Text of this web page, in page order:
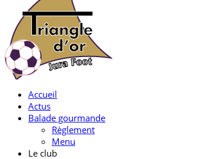
Accueil
Actus
Balade gourmande
Règlement
Menu
Le club